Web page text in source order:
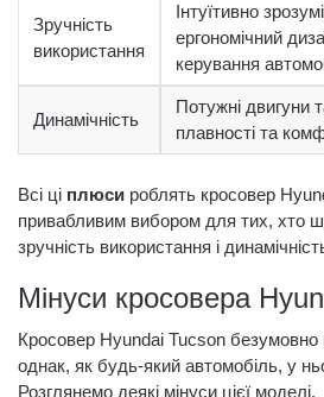
Зручність
використання
Інтуїтивно
ергономічний
керування
Динамічність
Потужні двигуни
плавності та
Всі ці плюси роблять кросовер
привабливим вибором для тих, хто
зручність використання і
Мінуси кросовера
Кросовер Hyundai Tucson безумовно
однак, як будь-який автомобіль, у
Розглянемо деякі мінуси цієї моделі.